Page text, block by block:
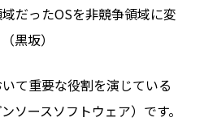
だったOSを非競争領域に変
黒坂）
て重要な役割を演じている
ソースソフトウェア）です。